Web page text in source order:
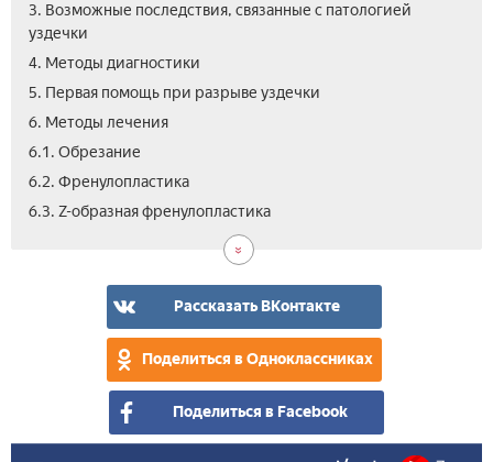
3. Возможные последствия, связанные с патологией
уздечки
4. Методы диагностики
5. Первая помощь при разрыве уздечки
6. Методы лечения
6.1. Обрезание
6.2. Френулопластика
6.3. Z-образная френулопластика
Рассказать ВКонтакте
Поделиться в Одноклассниках
Поделиться в Facebook